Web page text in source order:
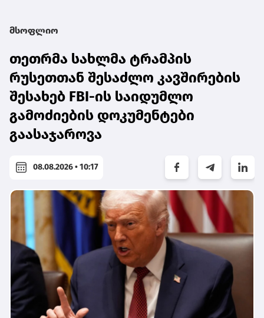
მსოფლიო
თეთრმა სახლმა ტრამპის
რუსეთთან შესაძლო კავშირების
შესახებ FBI-ის საიდუმლო
გამოძიების დოკუმენტები
გაასაჯაროვა
08.08.2026 • 10:17